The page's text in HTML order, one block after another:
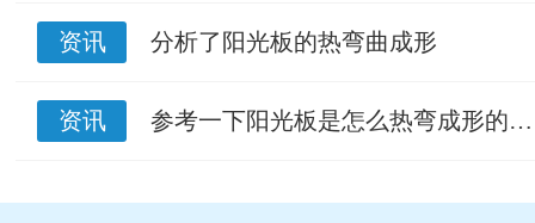
资讯 分析了阳光板的热弯曲成形
资讯 参考一下阳光板是怎么热弯成形的…